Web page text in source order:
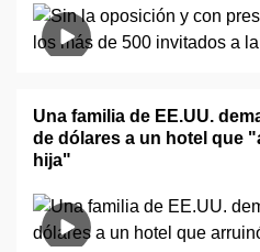
Una familia de EE.UU.
de dólares a un hotel que
hija"